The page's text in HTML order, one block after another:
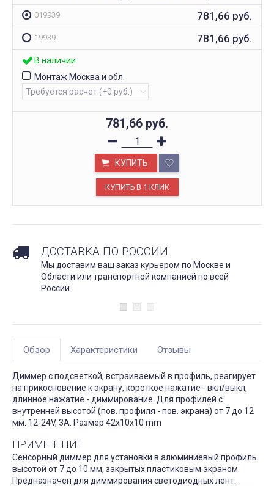
019939 781,66 руб.
19939 781,66 руб.
В наличии
Монтаж Москва и обл.
781,66 руб.
КУПИТЬ
ДОСТАВКА ПО РОССИИ
Мы доставим ваш заказ курьером по Москве и
Области или транспортной компанией по всей
России.
Обзор Характеристики Отзывы
Диммер с подсветкой, встраиваемый в профиль, реагирует
на прикосновение к экрану, короткое нажатие - вкл/выкл,
длинное нажатие - диммирование. Для профилей с
внутренней высотой (пов. профиля - пов. экрана) от 7 до 12
мм. 12-24V, 3A. Размер 42x10x10 mm
ПРИМЕНЕНИЕ
Сенсорный диммер для установки в алюминиевый профиль
высотой от 7 до 10 мм, закрытых пластиковым экраном.
Предназначен для диммирования светодиодных лент.